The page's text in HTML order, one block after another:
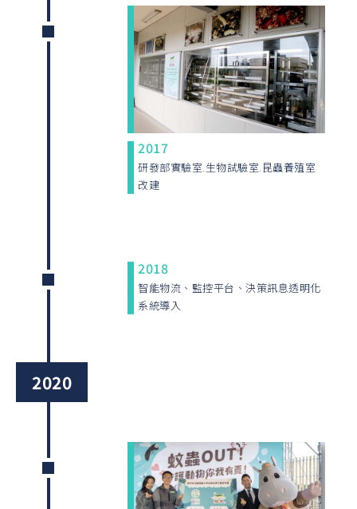
2017
研發部實驗室.生物試驗室.昆蟲養殖室
改建
2018
智能物流、監控平台、決策訊息透明化
系統導入
2020